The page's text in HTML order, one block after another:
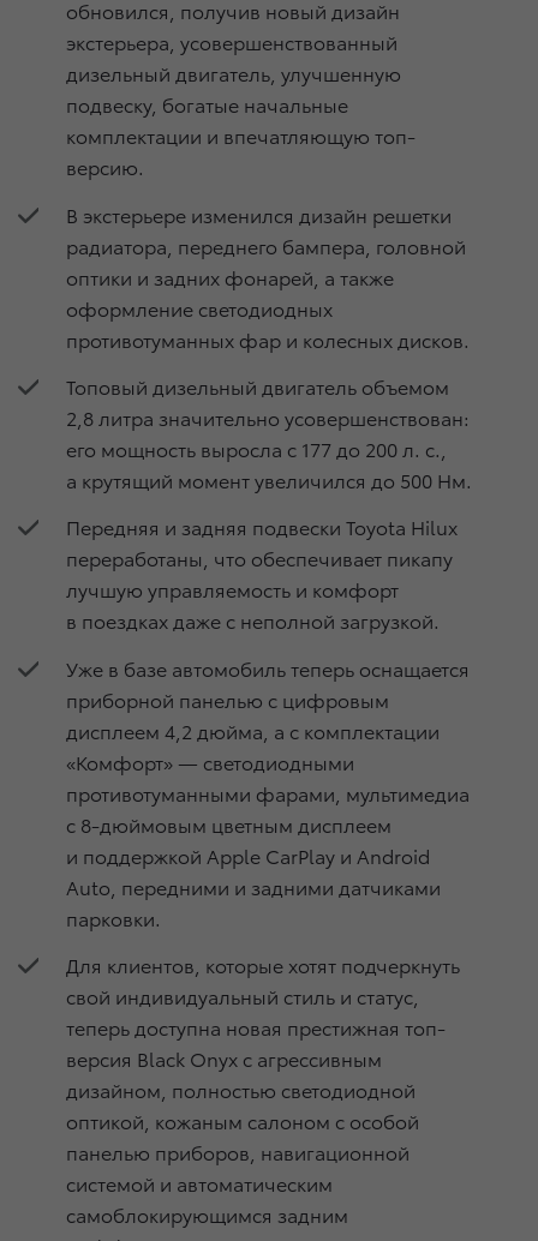
обновился, получив новый дизайн
экстерьера, усовершенствованный
дизельный двигатель, улучшенную
подвеску, богатые начальные
комплектации и впечатляющую топ-
версию.
В экстерьере изменился дизайн решетки
радиатора, переднего бампера, головной
оптики и задних фонарей, а также
оформление светодиодных
противотуманных фар и колесных дисков.
Топовый дизельный двигатель объемом
2,8 литра значительно усовершенствован:
его мощность выросла с 177 до 200 л. с.,
а крутящий момент увеличился до 500 Нм.
Передняя и задняя подвески Toyota Hilux
переработаны, что обеспечивает пикапу
лучшую управляемость и комфорт
в поездках даже с неполной загрузкой.
Уже в базе автомобиль теперь оснащается
приборной панелью с цифровым
дисплеем 4,2 дюйма, а с комплектации
«Комфорт» — светодиодными
противотуманными фарами, мультимедиа
с 8-дюймовым цветным дисплеем
и поддержкой Apple CarPlay и Android
Auto, передними и задними датчиками
парковки.
Для клиентов, которые хотят подчеркнуть
свой индивидуальный стиль и статус,
теперь доступна новая престижная топ-
версия Black Onyx с агрессивным
дизайном, полностью светодиодной
оптикой, кожаным салоном с особой
панелью приборов, навигационной
системой и автоматическим
самоблокирующимся задним